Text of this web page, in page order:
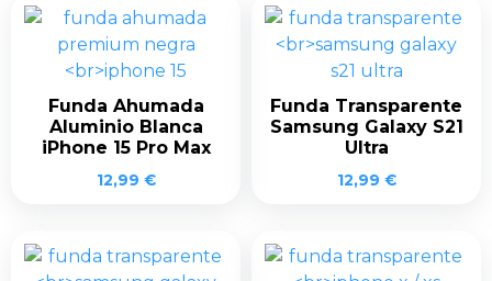
Funda Ahumada
Aluminio Blanca
iPhone 15 Pro Max
12,99 €
Funda Transparente
Samsung Galaxy S21
Ultra
12,99 €